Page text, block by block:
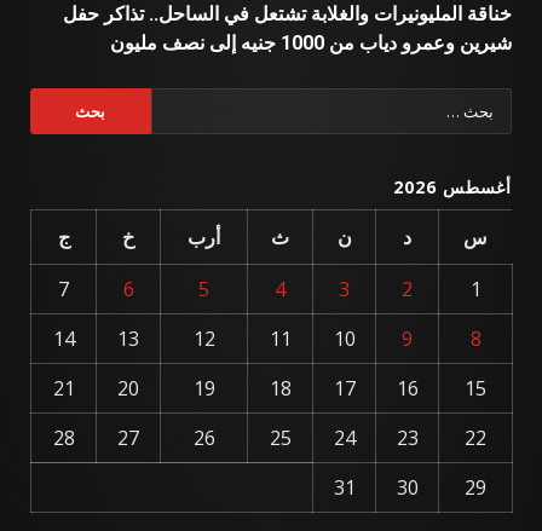
خناقة المليونيرات والغلابة تشتعل في الساحل.. تذاكر حفل
شيرين وعمرو دياب من 1000 جنيه إلى نصف مليون
عن:
أغسطس 2026
س د ن ث أرب خ
ج
1
2
3
4
5
6
7
8
9
10
11
12
13
14
15
16
17
18
19
20
21
22
23
24
25
26
27
28
29
30
31